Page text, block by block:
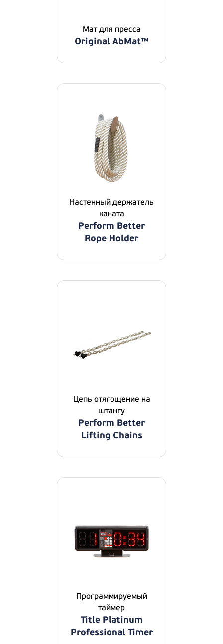
Мат для пресса
Original AbMat™
Настенный держатель
каната
Perform Better
Rope Holder
Цепь отягощение на
штангу
Perform Better
Lifting Chains
Программируемый
таймер
Title Platinum
Professional Timer